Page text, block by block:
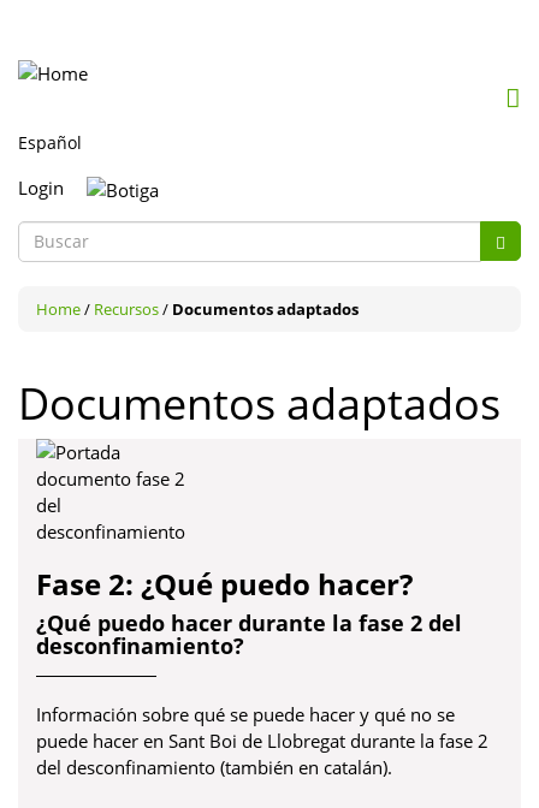
Login
Formulario
búsqueda
Home/ Recursos/ Documentos adaptados
Documentos adaptados
Fase 2: ¿Qué puedo hacer?
¿Qué puedo hacer durante la fase 2 del
desconfinamiento?
Información sobre qué se puede hacer y qué no se
puede hacer en Sant Boi de Llobregat durante la fase 2
del desconfinamiento (también en catalán).